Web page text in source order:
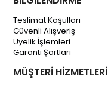
Teslimat Koşulları
Güvenli Alışveriş
Üyelik İşlemleri
Garanti Şartları
MÜŞTERİ HİZMETLERİ